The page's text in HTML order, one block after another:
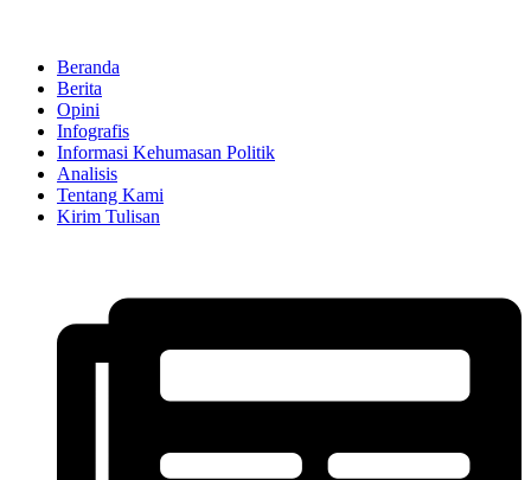
Beranda
Berita
Opini
Infografis
Informasi Kehumasan Politik
Analisis
Tentang Kami
Kirim Tulisan